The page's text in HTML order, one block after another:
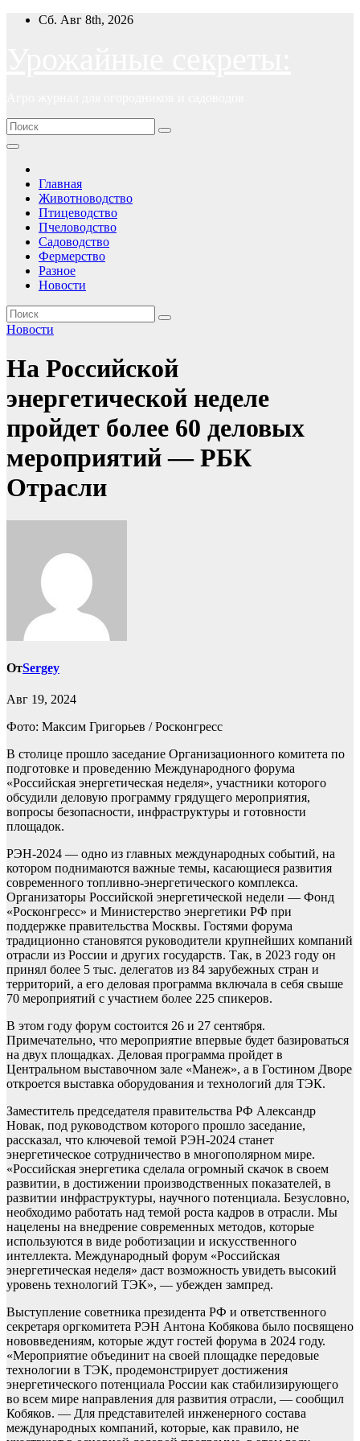
ПерейтиСб. Авг 8th, 2026
Главная
Животноводство
Птицеводство
Пчеловодство
Садоводство
Фермерство
Разное
Новости
Новости
На Российской
энергетической неделе
пройдет более 60 деловых
мероприятий — РБК
Отрасли
ОтSergey
Авг 19, 2024
Фото: Максим Григорьев / Росконгресс
В столице прошло заседание Организационного комитета по
подготовке и проведению Международного форума
«Российская энергетическая неделя», участники которого
обсудили деловую программу грядущего мероприятия,
вопросы безопасности, инфраструктуры и готовности
площадок.
РЭН-2024 — одно из главных международных событий, на
котором поднимаются важные темы, касающиеся развития
современного топливно-энергетического комплекса.
Организаторы Российской энергетической недели — Фонд
«Росконгресс» и Министерство энергетики РФ при
поддержке правительства Москвы. Гостями форума
традиционно становятся руководители крупнейших компаний
отрасли из России и других государств. Так, в 2023 году он
принял более 5 тыс. делегатов из 84 зарубежных стран и
территорий, а его деловая программа включала в себя свыше
70 мероприятий с участием более 225 спикеров.
В этом году форум состоится 26 и 27 сентября.
Примечательно, что мероприятие впервые будет базироваться
на двух площадках. Деловая программа пройдет в
Центральном выставочном зале «Манеж», а в Гостином Дворе
откроется выставка оборудования и технологий для ТЭК.
Заместитель председателя правительства РФ Александр
Новак, под руководством которого прошло заседание,
рассказал, что ключевой темой РЭН-2024 станет
энергетическое сотрудничество в многополярном мире.
«Российская энергетика сделала огромный скачок в своем
развитии, в достижении производственных показателей, в
развитии инфраструктуры, научного потенциала. Безусловно,
необходимо работать над темой роста кадров в отрасли. Мы
нацелены на внедрение современных методов, которые
используются в виде роботизации и искусственного
интеллекта. Международный форум «Российская
энергетическая неделя» даст возможность увидеть высокий
уровень технологий ТЭК», — убежден зампред.
Выступление советника президента РФ и ответственного
секретаря оргкомитета РЭН Антона Кобякова было посвящено
нововведениям, которые ждут гостей форума в 2024 году.
«Мероприятие объединит на своей площадке передовые
технологии в ТЭК, продемонстрирует достижения
энергетического потенциала России как стабилизирующего
во всем мире направления для развития отрасли, — сообщил
Кобяков. — Для представителей инженерного состава
международных компаний, которые, как правило, не